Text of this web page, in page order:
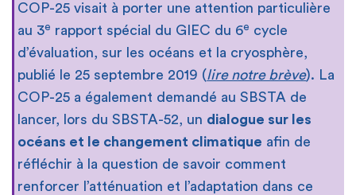
COP-25 visait à porter une attention particulière
au 3e rapport spécial du GIEC du 6e cycle
d’évaluation, sur les océans et la cryosphère,
publié le 25 septembre 2019 (lire notre brève). La
COP-25 a également demandé au SBSTA de
lancer, lors du SBSTA-52, un dialogue sur les
océans et le changement climatique afin de
réfléchir à la question de savoir comment
renforcer l’atténuation et l’adaptation dans ce